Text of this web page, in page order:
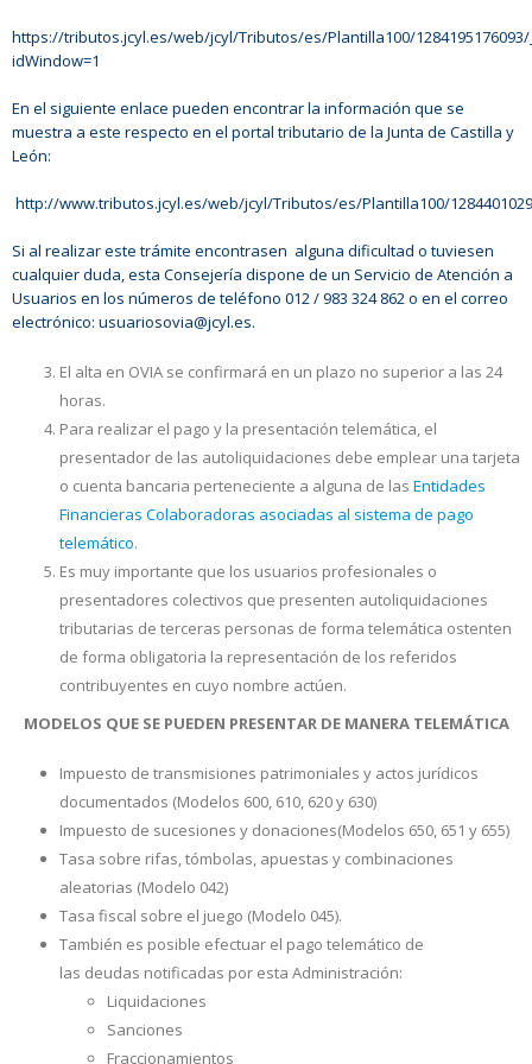
https://tributos.jcyl.es/web/jcyl/Tributos/es/Plantilla100/1284195176093/
idWindow=1
En el siguiente enlace pueden encontrar la información que se
muestra a este respecto en el portal tributario de la Junta de Castilla y
León:
http://www.tributos.jcyl.es/web/jcyl/Tributos/es/Plantilla100/
Si al realizar este trámite encontrasen alguna dificultad o tuviesen
cualquier duda, esta Consejería dispone de un Servicio de Atención a
Usuarios en los números de teléfono 012 / 983 324 862 o en el correo
electrónico: usuariosovia@jcyl.es.
El alta en OVIA se confirmará en un plazo no superior a las 24
horas.
Para realizar el pago y la presentación telemática, el
presentador de las autoliquidaciones debe emplear una tarjeta
o cuenta bancaria perteneciente a alguna de las Entidades
Financieras Colaboradoras asociadas al sistema de pago
telemático.
Es muy importante que los usuarios profesionales o
presentadores colectivos que presenten autoliquidaciones
tributarias de terceras personas de forma telemática ostenten
de forma obligatoria la representación de los referidos
contribuyentes en cuyo nombre actúen.
MODELOS QUE SE PUEDEN PRESENTAR DE MANERA TELEMÁTICA
Impuesto de transmisiones patrimoniales y actos jurídicos
documentados (Modelos 600, 610, 620 y 630)
Impuesto de sucesiones y donaciones(Modelos 650, 651 y 655)
Tasa sobre rifas, tómbolas, apuestas y combinaciones
aleatorias (Modelo 042)
Tasa fiscal sobre el juego (Modelo 045).
También es posible efectuar el pago telemático de
las deudas notificadas por esta Administración:
Liquidaciones
Sanciones
Fraccionamientos